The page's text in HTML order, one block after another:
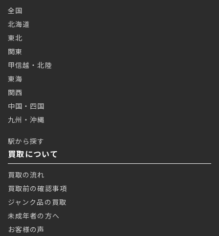
全国
北海道
東北
関東
甲信越・北陸
東海
関西
中国・四国
九州・沖縄
駅から探す
買取について
買取の流れ
買取前の確認事項
ジャンク品の買取
未成年者の方へ
お客様の声